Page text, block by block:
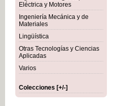
Eléctrica y Motores
Ingeniería Mecánica y de
Materiales
Lingüística
Otras Tecnologías y Ciencias
Aplicadas
Varios
Colecciones [+/-]